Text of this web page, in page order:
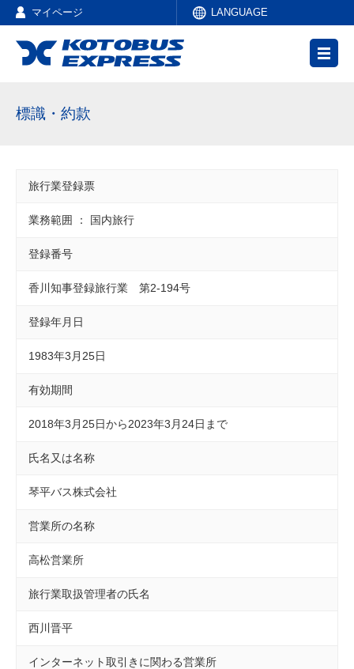
LANGUAGE
マイページ
標識・約款
旅行業登録票
業務範囲 ： 国内旅行
登録番号
香川知事登録旅行業 第2-194号
登録年月日
1983年3月25日
有効期間
2018年3月25日から2023年3月24日まで
氏名又は名称
琴平バス株式会社
営業所の名称
高松営業所
旅行業取扱管理者の氏名
西川晋平
インターネット取引きに関わる営業所